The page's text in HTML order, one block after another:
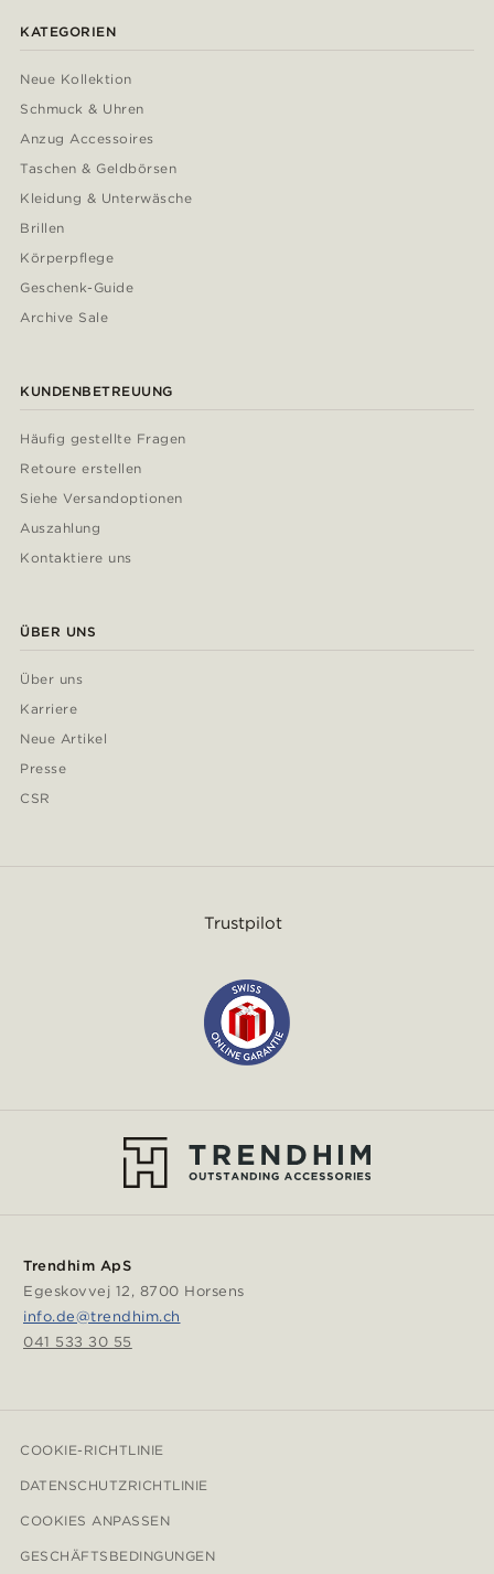
KATEGORIEN
Neue Kollektion
Schmuck & Uhren
Anzug Accessoires
Taschen & Geldbörsen
Kleidung & Unterwäsche
Brillen
Körperpflege
Geschenk-Guide
Archive Sale
KUNDENBETREUUNG
Häufig gestellte Fragen
Retoure erstellen
Siehe Versandoptionen
Auszahlung
Kontaktiere uns
ÜBER UNS
Über uns
Karriere
Neue Artikel
Presse
CSR
Trustpilot
Trendhim ApS
Egeskovvej 12, 8700 Horsens
info.de@trendhim.ch
041 533 30 55
COOKIE-RICHTLINIE
DATENSCHUTZRICHTLINIE
COOKIES ANPASSEN
GESCHÄFTSBEDINGUNGEN